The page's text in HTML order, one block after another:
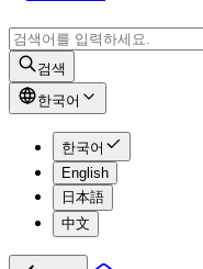
검색
한국어
한국어
English
日本語
中文